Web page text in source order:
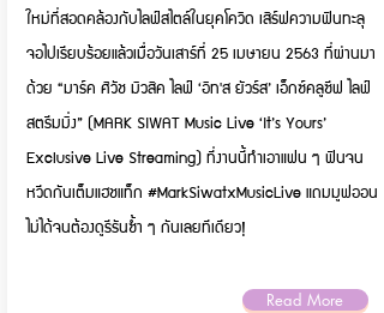
ใหม่ที่สอดคล้องกับไลฟ์สไตล์ในยุคโควิด เสิร์ฟความฟินทะลุ
จอไปเรียบร้อยแล้วเมื่อวันเสาร์ที่ 25 เมษายน 2563​ ที่ผ่านมา
ด้วย​ “มาร์ค ศิวัช มิวสิค ไลฟ์ ‘อิท'ส ยัวร์ส’ เอ็กซ์คลูซีฟ ไลฟ์
สตรีมมิ่ง” (MARK SIWAT Music Live ‘It’s Yours’
Exclusive Live Streaming) ที่งานนี้ทำเอาแฟน​ ๆ​ ฟินจน
หวีดกันเต็มแฮชแท็ก​ #MarkSiwatxMusicLive​ แถมมูฟออน
ไม่ได้​จนต้องดูรีรันซ้ำ​ ๆ​ กันเลยทีเดียว!
Read More